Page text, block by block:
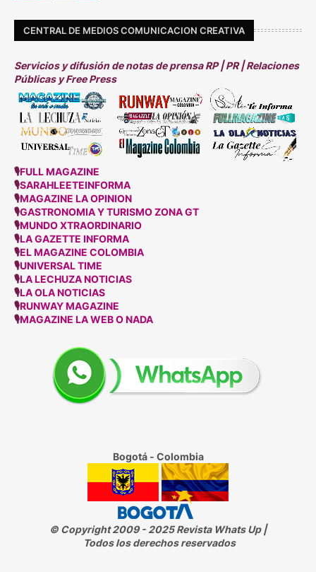
CENTRAL DE MEDIOS COMUNICACION CREATIVA
Servicios y difusión de notas de prensa RP | PR | Relaciones
Públicas y Free Press
🎙FULL MAGAZINE
🎙SARAHLEETEINFORMA
🎙MAGAZINE LA OPINION
🎙GASTRONOMIA Y TURISMO ZONA GT
🎙MUNDO XTRAORDINARIO
🎙LA GAZETTE INFORMA
🎙EL MAGAZINE COLOMBIA
🎙UNIVERSAL TIME
🎙LA LECHUZA NOTICIAS
🎙LA OLA NOTICIAS
🎙RUNWAY MAGAZINE
🎙MAGAZINE LA WEB O NADA
Bogotá - Colombia
© Copyright 2009 - 2025 Revista Whats Up |
Todos los derechos reservados